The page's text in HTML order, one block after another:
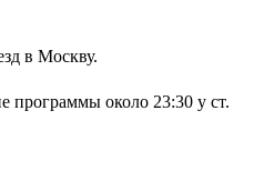
в Москву.
программы около 23:30 у ст.